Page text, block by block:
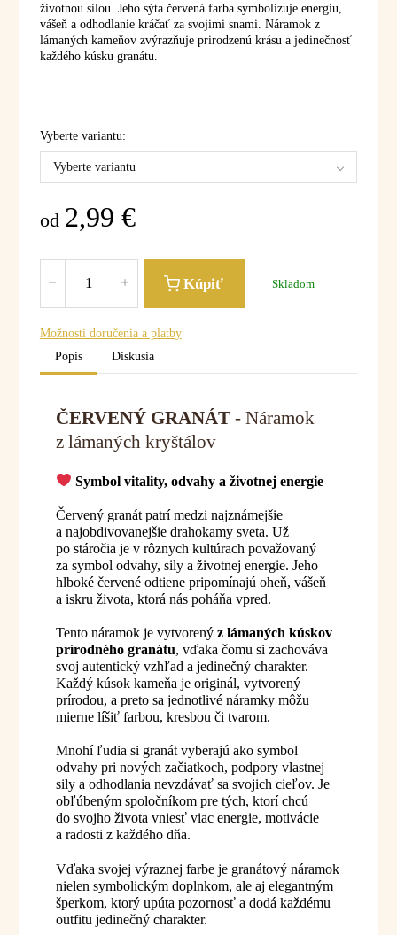
životnou silou. Jeho sýta červená farba symbolizuje energiu,
vášeň a odhodlanie kráčať za svojimi snami. Náramok z
lámaných kameňov zvýrazňuje prirodzenú krásu a jedinečnosť
každého kúsku granátu.
Vyberte variantu:
Vyberte variantu
od 2,99 €
Kúpiť Skladom
Možnosti doručenia a platby
Popis
Diskusia
ČERVENÝ GRANÁT- Náramok
z lámaných kryštálov
Symbol vitality, odvahy a životnej energie
Červený granát patrí medzi najznámejšie
a najobdivovanejšie drahokamy sveta. Už
po stáročia je v rôznych kultúrach považovaný
za symbol odvahy, sily a životnej energie. Jeho
hlboké červené odtiene pripomínajú oheň, vášeň
a iskru života, ktorá nás poháňa vpred.
Tento náramok je vytvorený z lámaných kúskov
prírodného granátu, vďaka čomu si zachováva
svoj autentický vzhľad a jedinečný charakter.
Každý kúsok kameňa je originál, vytvorený
prírodou, a preto sa jednotlivé náramky môžu
mierne líšiť farbou, kresbou či tvarom.
Mnohí ľudia si granát vyberajú ako symbol
odvahy pri nových začiatkoch, podpory vlastnej
sily a odhodlania nevzdávať sa svojich cieľov. Je
obľúbeným spoločníkom pre tých, ktorí chcú
do svojho života vniesť viac energie, motivácie
a radosti z každého dňa.
Vďaka svojej výraznej farbe je granátový náramok
nielen symbolickým doplnkom, ale aj elegantným
šperkom, ktorý upúta pozornosť a dodá každému
outfitu jedinečný charakter.